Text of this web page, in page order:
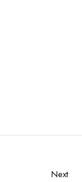
Next